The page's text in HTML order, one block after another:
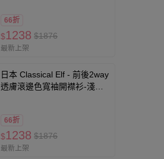
66折
$1238 $1876
最新上架
日本 Classical Elf - 前後2way
透膚滾邊色寬袖開襟衫-淺灰x
66折
$1238 $1876
最新上架